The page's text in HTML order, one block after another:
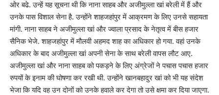
ओर बढे. उन्हें यह सूचना थी कि नाना साहब और अजीमुल्ला खां बरेली में हैं और
उनके पास विशाल सेना है. उन्होंने शाहजहांपुर में आक्रमण के लिए उनसे सहायता
मांगी. नाना साहब ने अजीमुल्ला खां और ज्वाला प्रसाद के नेतृत्व में बीस हजार
सैनिक भेजे. शाहजहांपुर में मौलवी अहमद शाह का अधिकार हो गया. वहां उनके
अधिकार के बाद अजीमुल्ला खां अपनी सेना के साथ बरेली वापस लौट आए.
अजीमुल्ला खां और नाना साहब को पकड़ने के लिए अंग्रेजों ने पचास पचास हजार
रुपयों के इनाम की घोषणा कर रखी थी. उन्होंने खानबहादुर खां को भी यह संदेश
भेजा कि यदि वह उन दोनों को उनके हवाले कर देगा तो उसे क्षमा कर दिया जाएगा.